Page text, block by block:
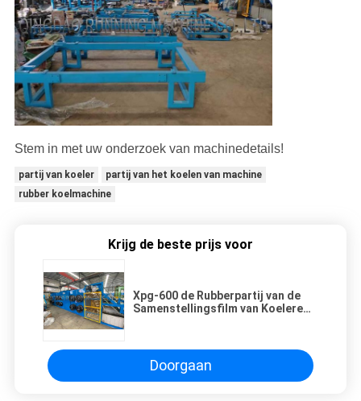
Stem in met uw onderzoek van machinedetails!
partij van koeler
partij van het koelen van machine
rubber koelmachine
Krijg de beste prijs voor
Xpg-600 de Rubberpartij van de
Samenstellingsfilm van Koelere
Doorgaan